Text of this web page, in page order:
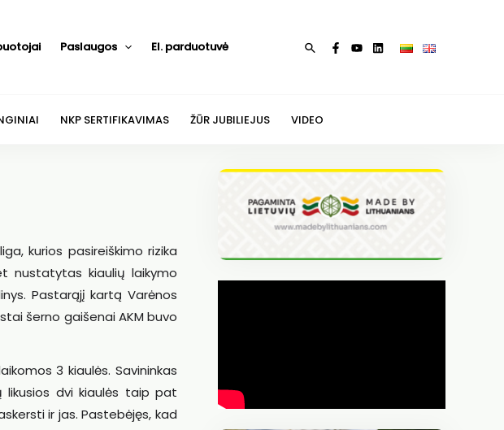
Paslaugos El. parduotuvė Paieška
NKP SERTIFIKAVIMAS ŽŪR JUBILIEJUS VIDEO
kurios pasireiškimo rizika
nustatytas kiaulių laikymo
Pastarąjį kartą Varėnos
šerno gaišenai AKM buvo
3 kiaulės. Savininkas
dvi kiaulės taip pat
ir jas. Pastebėjęs, kad